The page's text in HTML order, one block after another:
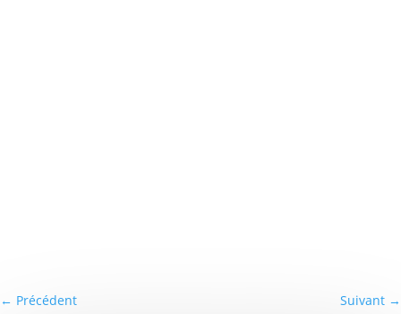
← Précédent Suivant →